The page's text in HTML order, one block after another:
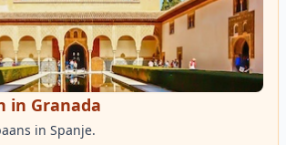
in Granada
in Spanje.